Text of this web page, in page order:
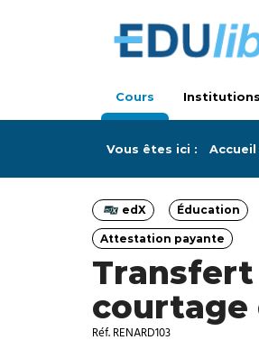
Cours Institutions
Vous êtes ici : Accueil
Transfert
courtage
Réf. RENARD103
Catégorie
edX Éducation
Catégorie
Attestation payante